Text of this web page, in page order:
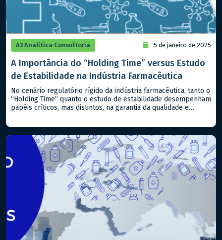
A3 Analítica Consultoria 5 de janeiro de 2025
A Importância do “Holding Time” versus Estudo
de Estabilidade na Indústria Farmacêutica
No cenário regulatório rígido da indústria farmacêutica, tanto o
“Holding Time” quanto o estudo de estabilidade desempenham
papéis críticos, mas distintos, na garantia da qualidade e
regulatórios nacionais e internacionais. – Estudo de
Estabilidade: Este […]